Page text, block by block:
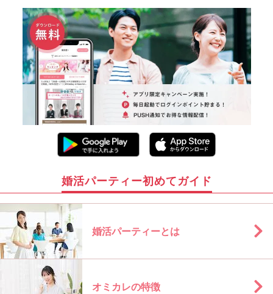
婚活パーティー初めてガイド
婚活パーティーとは
オミカレの特徴